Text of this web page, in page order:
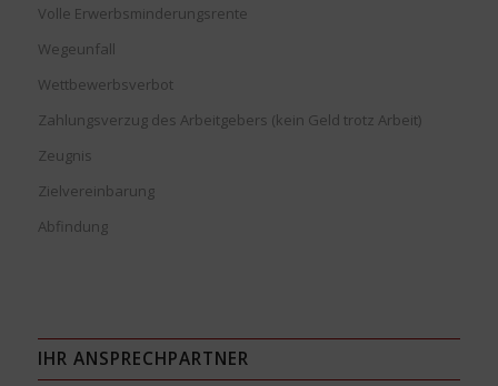
Volle Erwerbsminderungsrente
Wegeunfall
Wettbewerbsverbot
Zahlungsverzug des Arbeitgebers (kein Geld trotz Arbeit)
Zeugnis
Zielvereinbarung
Abfindung
IHR ANSPRECHPARTNER